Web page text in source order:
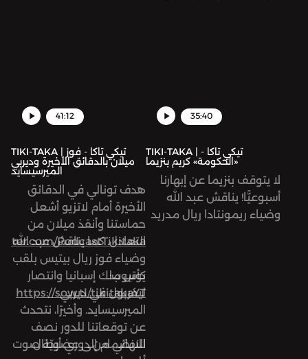
41:12
TIKI-TAKA | تيكي تاكا - فوز
ميلان بالدقائق الأخيرة وديربي
الميرسيسايد
هدف تونالي في الدقائق
الأخيرة أمام لاتزيو أشعل
حماستنا وأنقذ ميلان من
التعادل. كما يناقش عبد الله
وضياء فوز ريال بيتيس بلقب
كأس ملك إسبانيا وانتصار
ليفربول في ديربي
الميرسيسايد. وأخيرًا، نتحدث
عن توقعاتنا للدور نصف
النهائي من دوري أبطال
PodcastTikitaka
يوتيوب:
https://sow.tl/tikitakaYT
للانضمام إلى عضويّة صوت
35:40
TIKI-TAKA | تيكي تاكا -
«الحكومة» كريم بنزيما
لا يتوقف بنزيما عن إبهارنا
أسبوعيًّا! يناقش عبد الله
وضياء ريمونتادا ريال مدريد